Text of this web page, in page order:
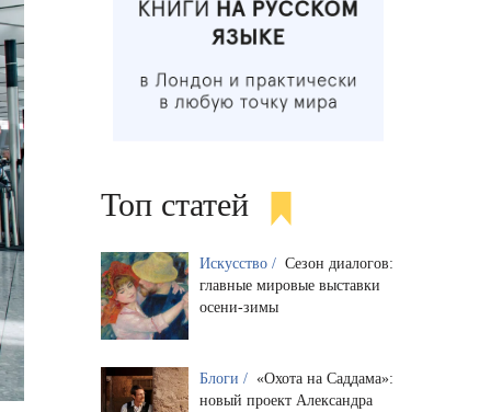
Топ статей
Искусство / Сезон диалогов:
главные мировые выставки
осени-зимы
Блоги / «Охота на Саддама»:
новый проект Александра